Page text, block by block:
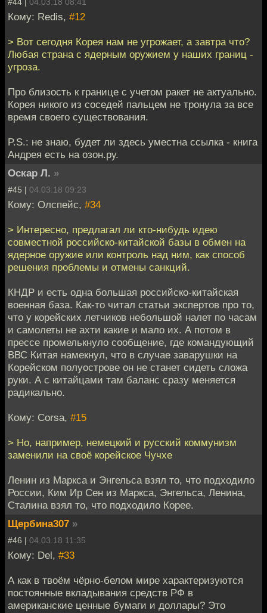
Кому: Redis, #12
> Вот сегодня Корея нам не угрожает, а завтра что?
Любая страна с ядерным оружием у наших границ -
угроза.
Про близость к границе с учетом ракет не актуально.
Корея никого из соседей пальцем не тронула за все
время своего существования.
P.S.: не знаю, будет ли здесь уместна ссылка - книга
Андрея есть на озон.ру.
Оскар Л. »
#45 | 04.03.18 09:23
Кому: Олспейс, #34
> Интересно, предлагал ли кто-нибудь идею
совместной российско-китайской базы в обмен на
ядерное оружие или контроль над ним, как способ
решения проблемы и отмены санкций.
КНДР и есть одна большая российско-китайская
военная база. Как-то читал статьи экспертов про то,
что у корейских летчиков небольшой налет по часам
и самолеты не ахти какие и мало их. А потом в
прессе промелькнуло сообщение, где командующий
ВВС Китая намекнул, что в случае заварушки на
Корейском полуострове он не станет сидеть сложа
руки. А с китайцами там баланс сразу меняется
радикально.
Кому: Corsa, #15
> Но, например, немецкий и русский коммунизм
заменили на своё корейское Чучхе
Ленин из Маркса и Энгельса взял то, что подходило
России, Ким Ир Сен из Маркса, Энгельса, Ленина,
Сталина взял то, что подходило Корее.
Щербина307 »
#46 | 04.03.18 11:35
Кому: Del, #33
А как в твоём чёрно-белом мире характеризуются
постоянные вкладывания средств РФ в
американские ценные бумаги и доллары? Это